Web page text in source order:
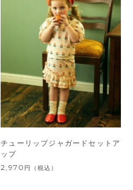
チューリップジャガードセットア
ップ
2,970 円 （税込）